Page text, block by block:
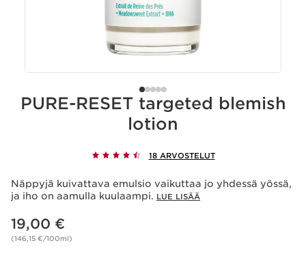
PURE-RESET targeted blemish
lotion
18 ARVOSTELUT
Näppyjä kuivattava emulsio vaikuttaa jo yhdessä yössä,
ja iho on aamulla kuulaampi. LUE LISÄÄ
Nykyinen hinta 19,00 €
19,00 €
(146,15 €/100ml)